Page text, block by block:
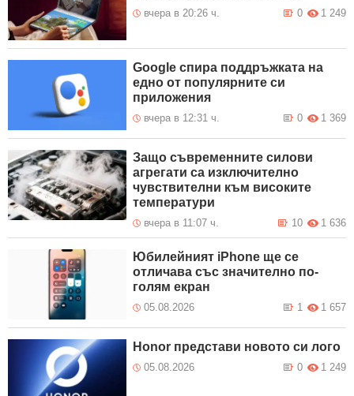
вчера в 20:26 ч. 1 249
0
Google спира поддръжката на
едно от популярните си
приложения
вчера в 12:31 ч. 1 369
0
Защо съвременните силови
агрегати са изключително
чувствителни към високите
температури
вчера в 11:07 ч. 1 636
10
Юбилейният iPhone ще се
отличава със значително по-
голям екран
05.08.2026 1 657
1
Honor представи новото си лого
05.08.2026 1 249
0